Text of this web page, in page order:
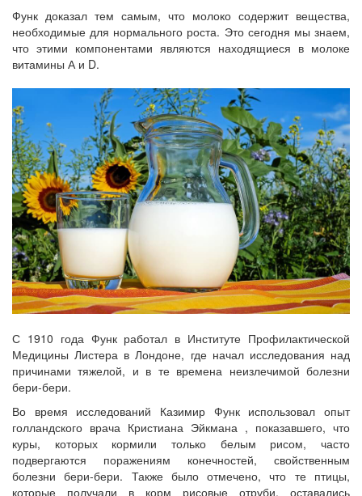
Функ доказал тем самым, что молоко содержит вещества,
необходимые для нормального роста. Это сегодня мы знаем,
что этими компонентами являются находящиеся в молоке
витамины А и D.
С 1910 года Функ работал в Институте Профилактической
Медицины Листера в Лондоне, где начал исследования над
причинами тяжелой, и в те времена неизлечимой болезни
бери-бери.
Во время исследований Казимир Функ использовал опыт
голландского врача Кристиана Эйкмана , показавшего, что
куры, которых кормили только белым рисом, часто
подвергаются поражениям конечностей, свойственным
болезни бери-бери. Также было отмечено, что те птицы,
которые получали в корм рисовые отруби, оставались